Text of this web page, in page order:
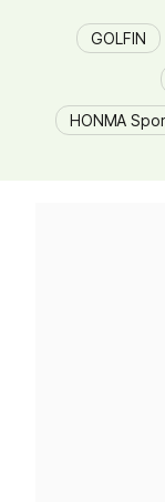
GOLFIN
HONMA